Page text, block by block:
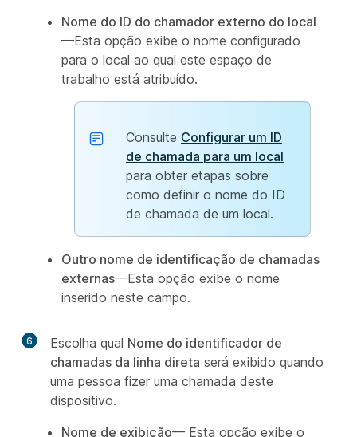
Nome do ID do chamador externo do local
—Esta opção exibe o nome configurado
para o local ao qual este espaço de
trabalho está atribuído.
Consulte Configurar um ID
de chamada para um local
para obter etapas sobre
como definir o nome do ID
de chamada de um local.
Outro nome de identificação de chamadas
externas—Esta opção exibe o nome
inserido neste campo.
6 Escolha qual Nome do identificador de
chamadas da linha direta será exibido quando
uma pessoa fizer uma chamada deste
dispositivo.
Nome de exibição— Esta opção exibe o